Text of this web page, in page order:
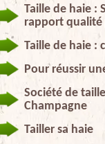
Taille de haie :
rapport qualité
Taille de haie :
Pour réussir
Société de
Champagne
Tailler sa haie